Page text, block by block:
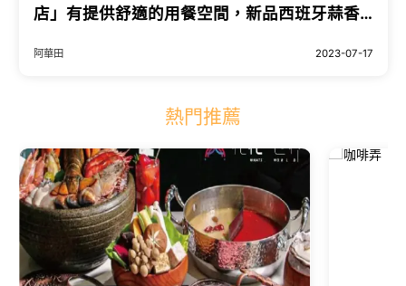
店」有提供舒適的用餐空間，新品西班牙蒜香
碗蒸！加入會員即享優惠價～ - 阿華田的美食
阿華田 2023-07-17
熱門推薦